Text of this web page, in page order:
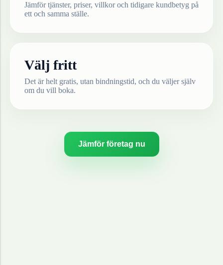
Jämför tjänster, priser, villkor och tidigare kundbetyg på
ett och samma ställe.
Välj fritt
Det är helt gratis, utan bindningstid, och du väljer själv
om du vill boka.
Jämför företag nu